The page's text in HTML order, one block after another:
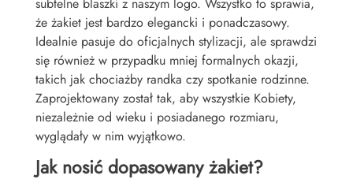
że żakiet jest bardzo elegancki i ponadczasowy.
Idealnie pasuje do oficjalnych stylizacji, ale sprawdzi
się również w przypadku mniej formalnych okazji,
takich jak chociażby randka czy spotkanie rodzinne.
Zaprojektowany został tak, aby wszystkie Kobiety,
niezależnie od wieku i posiadanego rozmiaru,
wyglądały w nim wyjątkowo.
Jak nosić dopasowany żakiet?